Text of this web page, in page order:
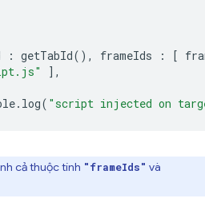
: getTabId(), frameIds : [
],
. log( "script injected on
cả thuộc tính "frameIds" và